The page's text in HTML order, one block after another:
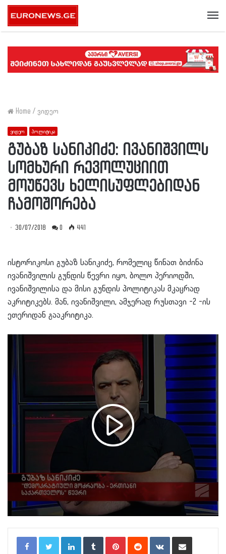
Home / ვიდეო
ვიდეო პოლიტიკა
გუბაზ სანიკიძე: ივანიშვილს
სომხური რევოლუციით
მოუწევს ხელისუფლებიდან
ჩამოშორება
30/07/2018 0 441
ისტორიკოსი გუბაზ სანიკიძე, რომელიც წინათ ბიძინა
ივანიშვილის გუნდის წევრი იყო, ბოლო პერიოდში,
ივანიშვილისა და მისი გუნდის პოლიტიკას მკაცრად
აკრიტიკებს. მან, ივანიშვილი, ამჯერად რუსთავი -2 -ის
ეთერიდან გააკრიტიკა.
LinkedInTumblr PinterestReddit VKontakteShare via Email